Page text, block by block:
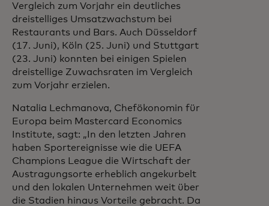
Vergleich zum Vorjahr ein deutliches
dreistelliges Umsatzwachstum bei
Restaurants und Bars. Auch Düsseldorf
(17. Juni), Köln (25. Juni) und Stuttgart
(23. Juni) konnten bei einigen Spielen
dreistellige Zuwachsraten im Vergleich
zum Vorjahr erzielen.
Natalia Lechmanova, Chefökonomin für
Europa beim Mastercard Economics
Institute, sagt: „In den letzten Jahren
haben Sportereignisse wie die UEFA
Champions League die Wirtschaft der
Austragungsorte erheblich angekurbelt
und den lokalen Unternehmen weit über
die Stadien hinaus Vorteile gebracht. Da